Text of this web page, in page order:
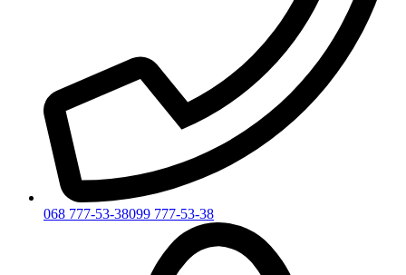
068 777-53-38099 777-53-38